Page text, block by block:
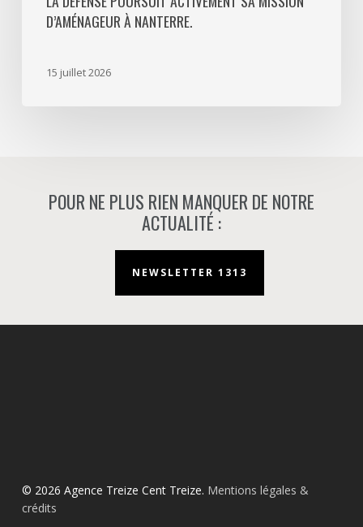
D’AMÉNAGEUR À NANTERRE.
15 juillet 2026
POUR NE PLUS RIEN MANQUER DE NOTRE
ACTUALITÉ :
NEWSLETTER 1313
© 2026 Agence Treize Cent Treize. Mentions légales &
crédits